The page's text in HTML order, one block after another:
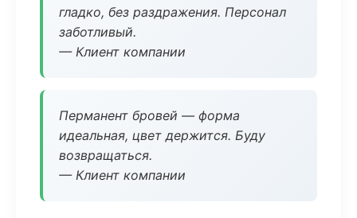
гладко, без раздражения. Персонал
заботливый.
— Клиент компании
Перманент бровей — форма
идеальная, цвет держится. Буду
возвращаться.
— Клиент компании